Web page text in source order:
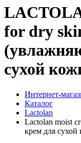
for dry
сухой
Интернет-
Каталог
Lactolan
Lactolan moist
крем для